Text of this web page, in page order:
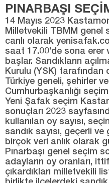
PINARBAŞI
14 Mayıs 2023
Milletvekili TBMM genel
canlı olarak
saat 17.00’de sona erer
başlar. Sandıkların
Kurulu (YSK) tarafından
Türkiye geneli, şehirler ve
Cumhurbaşkanlığı
Yeni Şafak seçim
sonuçları 2023
kullanılan oy sayısı,
sandık sayısı, geçerli
birçok veri anlık olarak
Pınarbaşı genel seçim
adayların oy oranları,
çıkardıkları milletvekili